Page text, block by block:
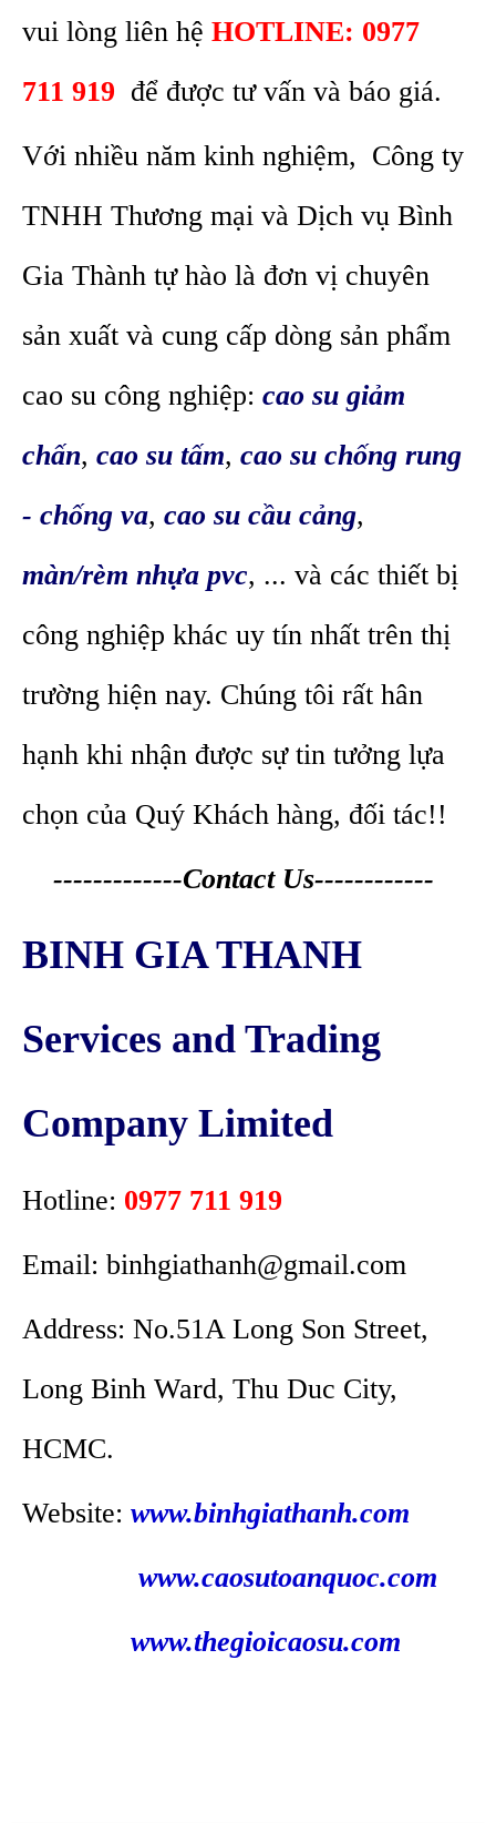
vui lòng liên hệ HOTLINE: 0977
711 919 để được tư vấn và báo giá.
Với nhiều năm kinh nghiệm, Công ty
TNHH Thương mại và Dịch vụ Bình
Gia Thành tự hào là đơn vị chuyên
sản xuất và cung cấp dòng sản phẩm
cao su công nghiệp: cao su giảm
chấn, cao su tấm, cao su chống rung
- chống va, cao su cầu cảng,
màn/rèm nhựa pvc, ... và các thiết bị
công nghiệp khác uy tín nhất trên thị
trường hiện nay. Chúng tôi rất hân
hạnh khi nhận được sự tin tưởng lựa
chọn của Quý Khách hàng, đối tác!!
-------------Contact Us------------
BINH GIA THANH
Services and Trading
Company Limited
Hotline: 0977 711 919
Email: binhgiathanh@gmail.com
Address: No.51A Long Son Street,
Long Binh Ward, Thu Duc City,
HCMC.
Website: www.binhgiathanh.com
www.caosutoanquoc.com
www.thegioicaosu.com